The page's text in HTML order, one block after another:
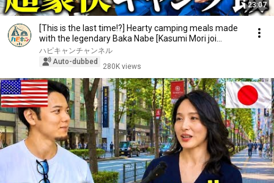
23:07
[This is the last time!?] Hearty camping meals made
with the legendary Baka Nabe [Kasumi Mori joi...
ハピキャンチャンネル
Auto-dubbed
280K views